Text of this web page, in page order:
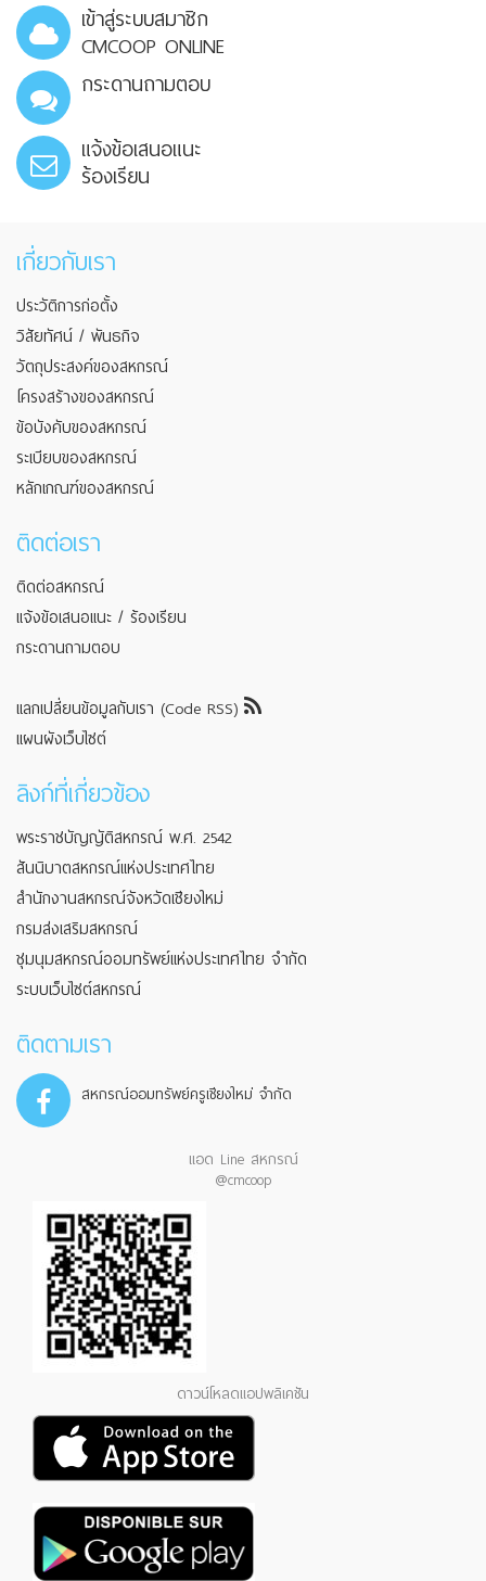
เข้าสู่ระบบสมาชิก
CMCOOP ONLINE
กระดานถามตอบ
แจ้งข้อเสนอแนะ
ร้องเรียน
เกี่ยวกับเรา
ประวัติการก่อตั้ง
วิสัยทัศน์ / พันธกิจ
วัตถุประสงค์ของสหกรณ์
โครงสร้างของสหกรณ์
ข้อบังคับของสหกรณ์
ระเบียบของสหกรณ์
หลักเกณฑ์ของสหกรณ์
ติดต่อเรา
ติดต่อสหกรณ์
แจ้งข้อเสนอแนะ / ร้องเรียน
กระดานถามตอบ
แลกเปลี่ยนข้อมูลกับเรา (Code RSS)
แผนผังเว็บไซต์
ลิงก์ที่เกี่ยวข้อง
พระราชบัญญัติสหกรณ์ พ.ศ. 2542
สันนิบาตสหกรณ์แห่งประเทศไทย
สำนักงานสหกรณ์จังหวัดเชียงใหม่
กรมส่งเสริมสหกรณ์
ชุมนุมสหกรณ์ออมทรัพย์แห่งประเทศไทย จำกัด
ระบบเว็บไซต์สหกรณ์
ติดตามเรา
สหกรณ์ออมทรัพย์ครูเชียงใหม่ จำกัด
แอด Line สหกรณ์
@cmcoop
ดาวน์โหลดแอปพลิเคชัน